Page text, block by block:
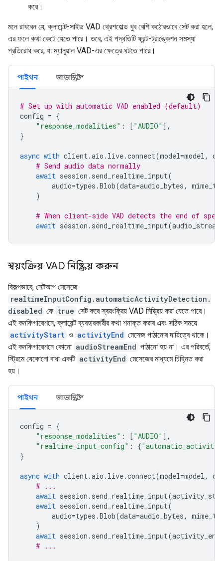
করে।
মনে রাখবেন যে, ক্লায়েন্ট-সাইড VAD থ্রেশহোল্ড খুব বেশি কঠোরভাবে সেট করা হলে,
এর ফলে কথা কেটে যেতে পারে। তবে, এই পদ্ধতিটি ফ্রন্ট-ট্রাঙ্কেশন সমস্যা
প্রতিরোধ করে, যা ম্যানুয়াল VAD-এর ক্ষেত্রে ঘটতে পারে।
পাইথন জাভাস্ক্রিপ্ট
# Set up with automatic VAD enabled (default)
config = {
"response_modalities" : [ "AUDIO" ],
}
async with client.aio . live.connect(model=model,
# Send audio data normally
await session . send_realtime_input(
audio=types .Blob(data=audio_bytes,
)
# When client-side VAD detects the end of
await session . send_realtime_input(
স্বয়ংক্রিয় VAD নিষ্ক্রিয় করুন
বিকল্পভাবে, সেটআপ মেসেজে
realtimeInputConfig.automaticActivityDetection.
disabled কে true সেট করে স্বয়ংক্রিয় VAD নিষ্ক্রিয় করা যেতে পারে।
এই কনফিগারেশনে, ক্লায়েন্ট ব্যবহারকারীর কথা শনাক্ত করার এবং সঠিক সময়ে
activityStart ও activityEnd মেসেজ পাঠানোর দায়িত্বে থাকে।
এই কনফিগারেশনে কোনো audioStreamEnd পাঠানো হয় না। এর পরিবর্তে,
স্ট্রিমে যেকোনো বাধা একটি activityEnd মেসেজের মাধ্যমে চিহ্নিত করা
হয়।
পাইথন জাভাস্ক্রিপ্ট
config = {
"response_modalities" : [ "AUDIO" ],
"realtime_input_config" : {
}
async with client.aio . live.connect(model=model,
# ...
await session . send_realtime_input(
await session . send_realtime_input(
audio=types .Blob(data=audio_bytes,
)
await session . send_realtime_input(activity_end
# ...